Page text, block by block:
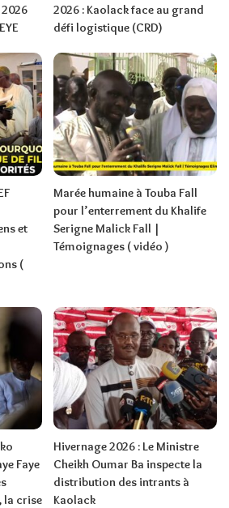
2026
2026 : Kaolack face au grand
défi logistique (CRD)
et
(
Marée humaine à Touba Fall
pour l’enterrement du Khalife
Serigne Malick Fall |
Témoignages ( vidéo )
Faye
la crise
Hivernage 2026 : Le Ministre
Cheikh Oumar Ba inspecte la
distribution des intrants à
Kaolack